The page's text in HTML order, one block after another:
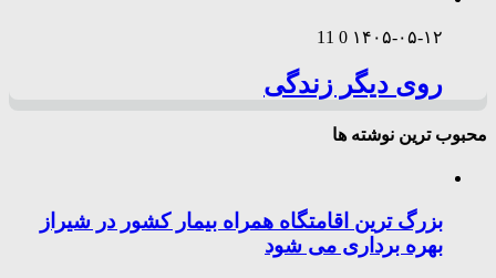
۱۴۰۵-۰۵-۱۲ 0
11
روی دیگر زندگی
محبوب ترین نوشته ها
بزرگ ترین اقامتگاه همراه بیمار کشور در شیراز
بهره برداری می شود